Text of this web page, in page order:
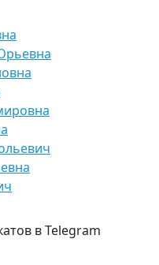
в Telegram